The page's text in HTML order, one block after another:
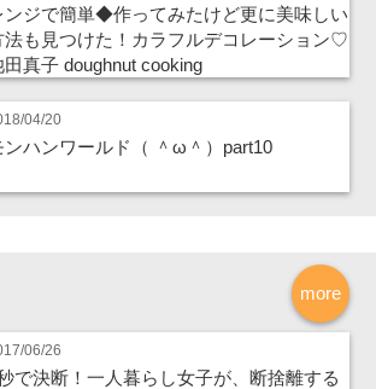
ンジで簡単◆作ってみたけど更に美味しい
法も見つけた！カラフルデコレーション♡
田真子 doughnut cooking
04/20
ンハンワールド（ ＾ω＾）part10
more
06/26
で決断！一人暮らし女子が、断捨離する